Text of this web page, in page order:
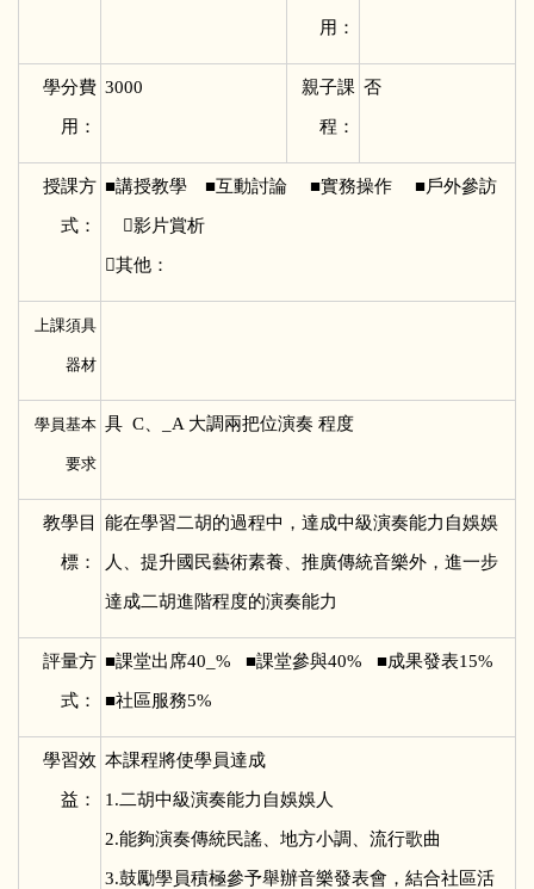
用：
學分費
用：
3000 親子課
程：
否
授課方
式：
■講授教學 ■互動討論 ■實務操作 ■戶外參訪
影片賞析
其他：
上課須具
器材
學員基本
要求
具 C、_A 大調兩把位演奏 程度
教學目
標：
能在學習二胡的過程中，達成中級演奏能力自娛娛
人、提升國民藝術素養、推廣傳統音樂外，進一步
達成二胡進階程度的演奏能力
評量方
式：
■課堂出席40_% ■課堂參與40% ■成果發表15%
■社區服務5%
學習效
益：
本課程將使學員達成
1.二胡中級演奏能力自娛娛人
2.能夠演奏傳統民謠、地方小調、流行歌曲
3.鼓勵學員積極參予舉辦音樂發表會，結合社區活